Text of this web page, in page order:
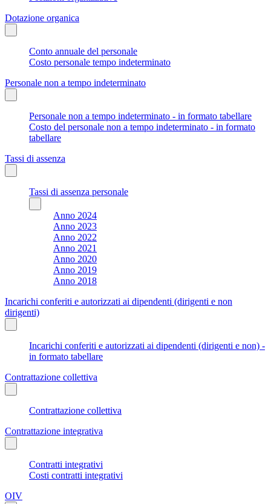
Dotazione organica
Conto annuale del personale
Costo personale tempo indeterminato
Personale non a tempo indeterminato
Personale non a tempo indeterminato - in formato tabellare
Costo del personale non a tempo indeterminato - in formato
tabellare
Tassi di assenza
Tassi di assenza personale
Anno 2024
Anno 2023
Anno 2022
Anno 2021
Anno 2020
Anno 2019
Anno 2018
Incarichi conferiti e autorizzati ai dipendenti (dirigenti e non
dirigenti)
Incarichi conferiti e autorizzati ai dipendenti (dirigenti e non) -
in formato tabellare
Contrattazione collettiva
Contrattazione collettiva
Contrattazione integrativa
Contratti integrativi
Costi contratti integrativi
OIV